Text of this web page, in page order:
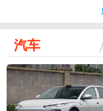
汽车